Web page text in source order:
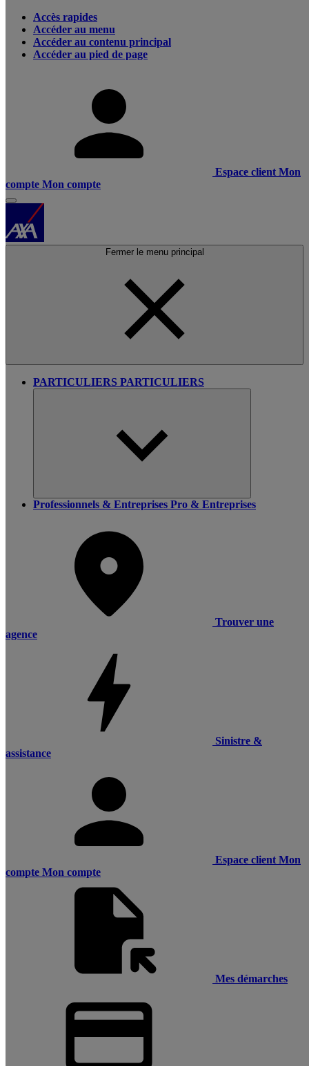
Accès rapides
Accéder au menu
Accéder au contenu principal
Accéder au pied de page
Espace client Mon
compte Mon compte
Fermer le menu principal
PARTICULIERS PARTICULIERS
Professionnels & Entreprises Pro & Entreprises
Trouver une
agence
Sinistre &
assistance
Espace client Mon
compte Mon compte
Mes démarches